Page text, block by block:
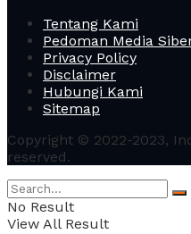
Tentang Kami
Pedoman Media
Privacy Policy
Disclaimer
Hubungi Kami
Sitemap
Copyright © 2022-2023,
reserved.
No Result
View All Result